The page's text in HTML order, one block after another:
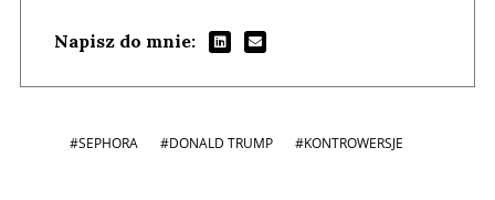
Napisz do mnie:
#SEPHORA #DONALD TRUMP #KONTROWERSJE